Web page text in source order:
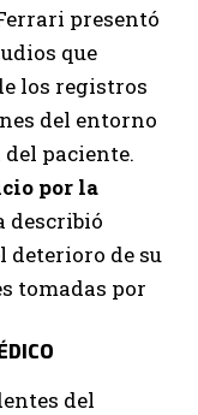
presentó
que
los registros
del entorno
del paciente.
por la
describió
deterioro de su
tomadas por
del